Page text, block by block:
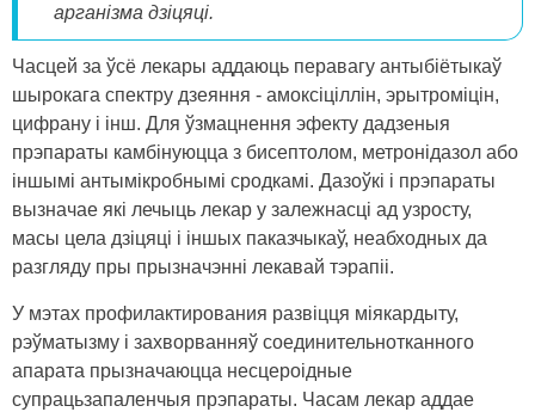
арганізма дзіцяці.
Часцей за ўсё лекары аддаюць перавагу антыбіётыкаў
шырокага спектру дзеяння - амоксіціллін, эрытроміцін,
цифрану і інш. Для ўзмацнення эфекту дадзеныя
прэпараты камбінуюцца з бисептолом, метронідазол або
іншымі антымікробнымі сродкамі. Дазоўкі і прэпараты
вызначае які лечыць лекар у залежнасці ад узросту,
масы цела дзіцяці і іншых паказчыкаў, неабходных да
разгляду пры прызначэнні лекавай тэрапіі.
У мэтах профилактирования развіцця міякардыту,
рэўматызму і захворванняў соединительнотканного
апарата прызначаюцца несцероідные
супрацьзапаленчыя прэпараты. Часам лекар аддае